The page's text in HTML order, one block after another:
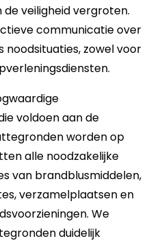
veiligheid vergroten.
communicatie over
noodsituaties, zowel voor
voldoen aan de
worden op
alle noodzakelijke
van brandblusmiddelen,
verzamelplaatsen en
We
duidelijk